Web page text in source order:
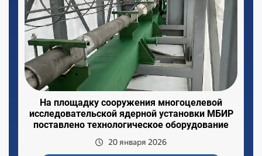
На площадку сооружения многоцелевой
исследовательской ядерной установки МБИР
поставлено технологическое оборудование
20 января 2026